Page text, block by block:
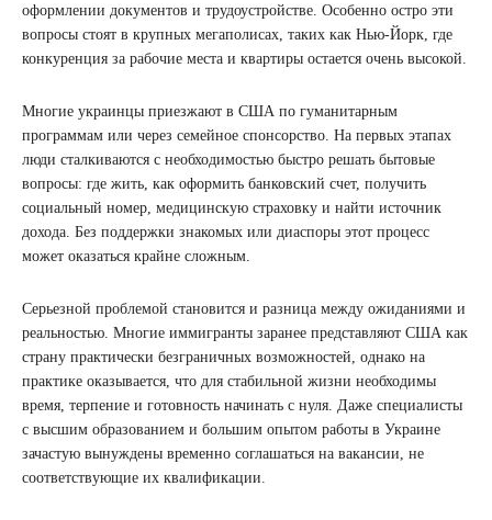
оформлении документов и трудоустройстве. Особенно остро эти
вопросы стоят в крупных мегаполисах, таких как Нью-Йорк, где
конкуренция за рабочие места и квартиры остается очень высокой.
Многие украинцы приезжают в США по гуманитарным
программам или через семейное спонсорство. На первых этапах
люди сталкиваются с необходимостью быстро решать бытовые
вопросы: где жить, как оформить банковский счет, получить
социальный номер, медицинскую страховку и найти источник
дохода. Без поддержки знакомых или диаспоры этот процесс
может оказаться крайне сложным.
Серьезной проблемой становится и разница между ожиданиями и
реальностью. Многие иммигранты заранее представляют США как
страну практически безграничных возможностей, однако на
практике оказывается, что для стабильной жизни необходимы
время, терпение и готовность начинать с нуля. Даже специалисты
с высшим образованием и большим опытом работы в Украине
зачастую вынуждены временно соглашаться на вакансии, не
соответствующие их квалификации.